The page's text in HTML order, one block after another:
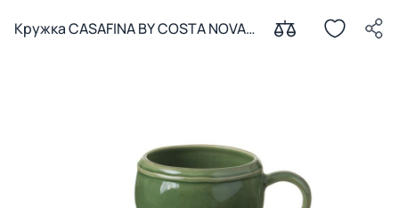
Кружка CASAFINA BY COSTA NOVA